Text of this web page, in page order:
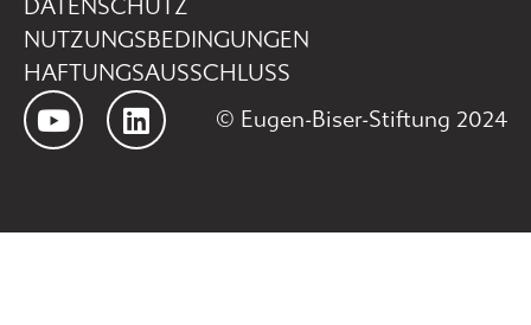
DATENSCHUTZ
NUTZUNGSBEDINGUNGEN
HAFTUNGSAUSSCHLUSS
© Eugen-Biser-Stiftung 2024